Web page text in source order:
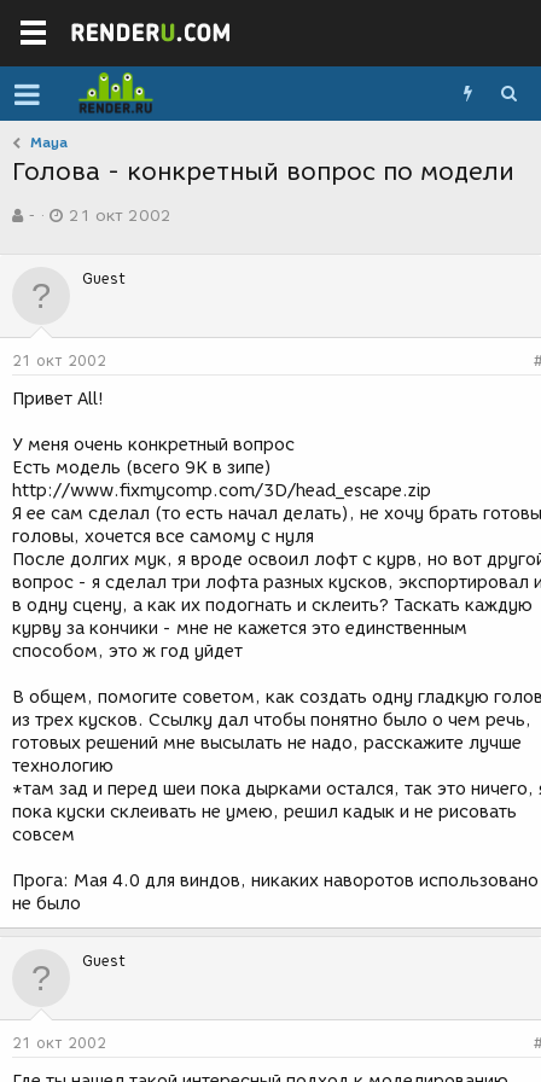
Maya
Голова - конкретный вопрос по модели
в
р
м
-
а
д
н
я
21 окт 2002
Guest
21 окт 2002
Привет All!
У меня очень конкретный вопрос
Есть модель (всего 9К в зипе)
http://www.fixmycomp.com/3D/head_escape.zip
Я ее сам сделал (то есть начал делать), не хочу брать
головы, хочется все самому с нуля
После долгих мук, я вроде освоил лофт с курв, но вот
вопрос - я сделал три лофта разных кусков, экспортировал
в одну сцену, а как их подогнать и склеить? Таскать каждую
курву за кончики - мне не кажется это единственным
способом, это ж год уйдет
В общем, помогите советом, как создать одну гладкую
из трех кусков. Ссылку дал чтобы понятно было о чем речь,
готовых решений мне высылать не надо, расскажите лучше
технологию
*там зад и перед шеи пока дырками остался, так это ничего,
пока куски склеивать не умею, решил кадык и не рисовать
совсем
Прога: Мая 4.0 для виндов, никаких наворотов использовано
не было
Guest
21 окт 2002